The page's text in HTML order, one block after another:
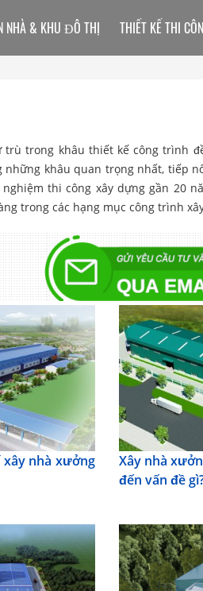
trong khâu thiết kế công trình
những khâu quan trọng nhất, tiếp
thi công xây dựng gần 20
trong các hạng mục công trình
xây nhà xưởng
Xây nhà
đến vấn đề
NHÀ & KHU ĐÔ THỊ THIẾT KẾ THI